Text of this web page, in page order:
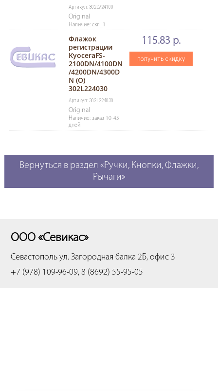
Артикул: 302LV24100
Original
Наличие: скл_1
Флажок
регистрации
KyoceraFS-
2100DN/4100DN
/4200DN/4300D
N (O)
302L224030
Артикул: 302L224030
Original
Наличие: заказ 10-45
дней
115.83 р.
получить скидку
Вернуться в раздел «Ручки, Кнопки, Флажки,
Рычаги»
ООО «Севикас»
Севастополь ул. Загородная балка 2Б, офис 3
+7 (978) 109-96-09, 8 (8692) 55-95-05